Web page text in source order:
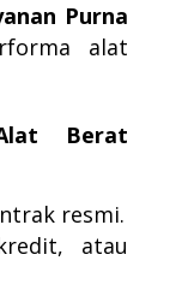
Purna
alat
Berat
resmi.
atau